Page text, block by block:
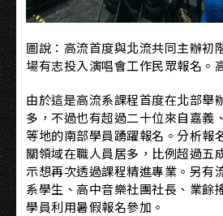
圖說：高流首度與北流共同主辦初
場有志投入演唱會工作民眾報名。
由於這是高流系課程首度在北部舉
多，不過也有超過二十位來自嘉義
等地的南部學員踴躍報名。分析報
關領域在職人員居多，比例超過五
示想再次透過課程精進專業。另有
系學生、高中音樂社團社長、業餘
學員利用暑假報名參加。